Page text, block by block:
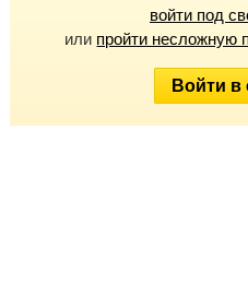
войти под
или пройти несложную
Войти в